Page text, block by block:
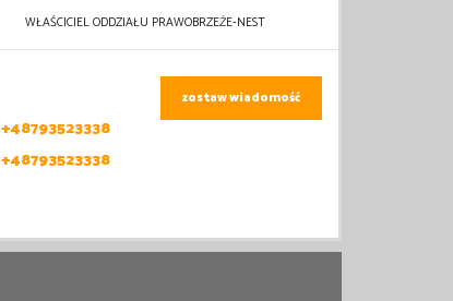
WŁAŚCICIEL ODDZIAŁU PRAWOBRZEŻE-NEST
+48793523338
+48793523338
zostaw wiadomość